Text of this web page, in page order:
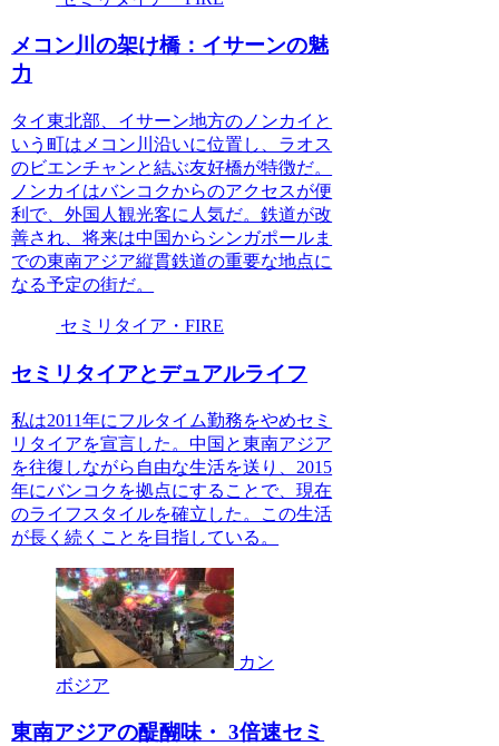
メコン川の架け橋：イサーンの魅
力
タイ東北部、イサーン地方のノンカイと
いう町はメコン川沿いに位置し、ラオス
のビエンチャンと結ぶ友好橋が特徴だ。
ノンカイはバンコクからのアクセスが便
利で、外国人観光客に人気だ。鉄道が改
善され、将来は中国からシンガポールま
での東南アジア縦貫鉄道の重要な地点に
なる予定の街だ。
セミリタイア・FIRE
セミリタイアとデュアルライフ
私は2011年にフルタイム勤務をやめセミ
リタイアを宣言した。中国と東南アジア
を往復しながら自由な生活を送り、2015
年にバンコクを拠点にすることで、現在
のライフスタイルを確立した。この生活
が長く続くことを目指している。
カン
ボジア
東南アジアの醍醐味・ 3倍速セミ